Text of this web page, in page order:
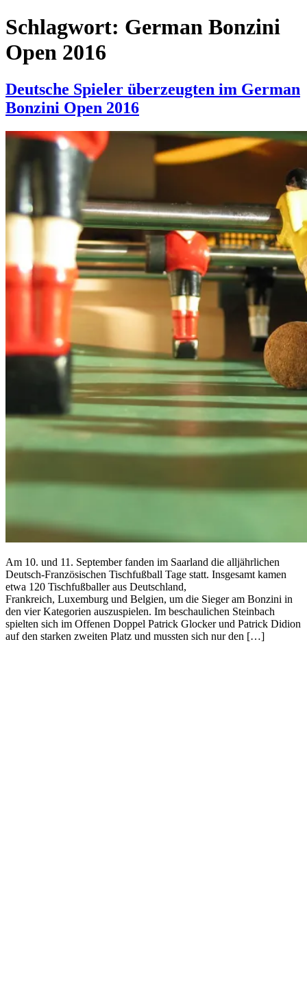
Schlagwort: German Bonzini
Open 2016
Deutsche Spieler überzeugten im German
Bonzini Open 2016
Am 10. und 11. September fanden im Saarland die alljährlichen
Deutsch-Französischen Tischfußball Tage statt. Insgesamt kamen
etwa 120 Tischfußballer aus Deutschland,
Frankreich, Luxemburg und Belgien, um die Sieger am Bonzini in
den vier Kategorien auszuspielen. Im beschaulichen Steinbach
spielten sich im Offenen Doppel Patrick Glocker und Patrick Didion
auf den starken zweiten Platz und mussten sich nur den […]